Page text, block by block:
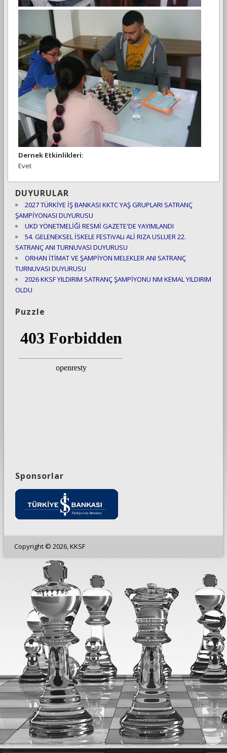
Dernek Etkinlikleri:
Evet
DUYURULAR
2027 TÜRKİYE İŞ BANKASI KKTC YAŞ GRUPLARI SATRANÇ
ŞAMPİYONASI DUYURUSU
UKD YÖNETMELİĞİ RESMİ GAZETE'DE YAYIMLANDI
54. GELENEKSEL İSKELE FESTiVALi ALİ RIZA USLUER 22.
SATRANÇ ANI TURNUVASI DUYURUSU
ORHAN İTİMAT VE ŞAMPİYON MELEKLER ANI SATRANÇ
TURNUVASI DUYURUSU
2026 KKSF YILDIRIM SATRANÇ ŞAMPİYONU NM KEMAL YILDIRIM
OLDU
Puzzle
Sponsorlar
Copyright © 2026, KKSF